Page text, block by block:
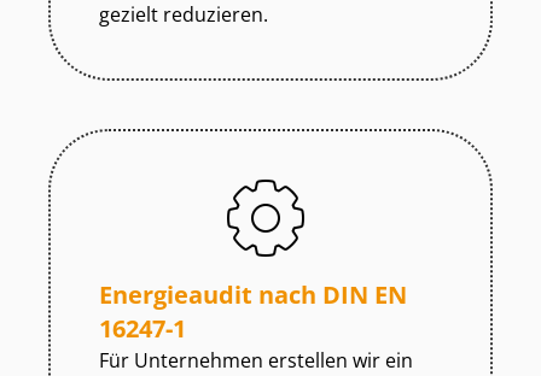
gezielt reduzieren.
Energieaudit nach DIN EN
16247-1
Für Unternehmen erstellen wir ein